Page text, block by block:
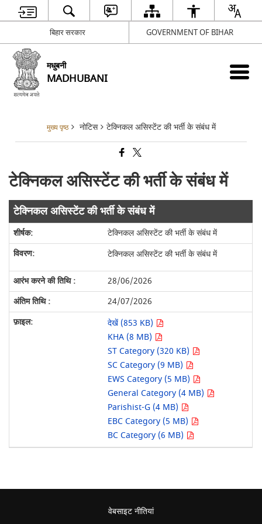
बिहार सरकार GOVERNMENT OF BIHAR
मधुबनी
MADHUBANI
मुख्य पृष्ठ नोटिस टेक्निकल असिस्टेंट की भर्ती के संबंध में
टेक्निकल असिस्टेंट की भर्ती के संबंध में
टेक्निकल असिस्टेंट की भर्ती के संबंध में
टेक्निकल असिस्टेंट की भर्ती के संबंध में
टेक्निकल असिस्टेंट की भर्ती के संबंध में
28/06/2026
24/07/2026
देखें (853 KB)
KHA (8 MB)
ST Category (320 KB)
SC Category (9 MB)
EWS Category (5 MB)
General Category (4 MB)
Parishist-G (4 MB)
EBC Category (5 MB)
BC Category (6 MB)
वेबसाइट नीतियां